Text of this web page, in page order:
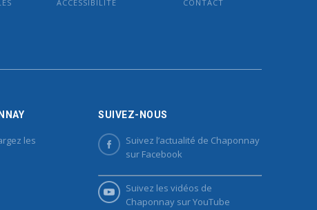
ACCESSIBILITÉ CONTACT
les
SUIVEZ-NOUS
Suivez l’actualité de Chaponnay
sur Facebook
Suivez les vidéos de
Chaponnay sur YouTube